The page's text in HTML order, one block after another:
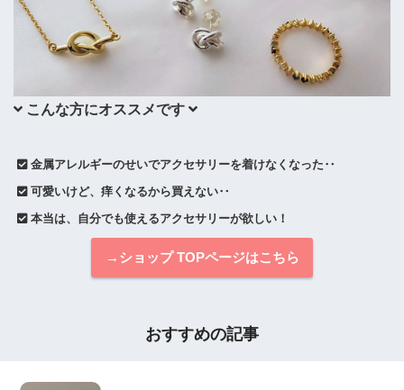
こんな方にオススメです
金属アレルギーのせいでアクセサリーを着けなくなった‥
可愛いけど、痒くなるから買えない‥
本当は、自分でも使えるアクセサリーが欲しい！
→ショップ TOPページはこちら
おすすめの記事